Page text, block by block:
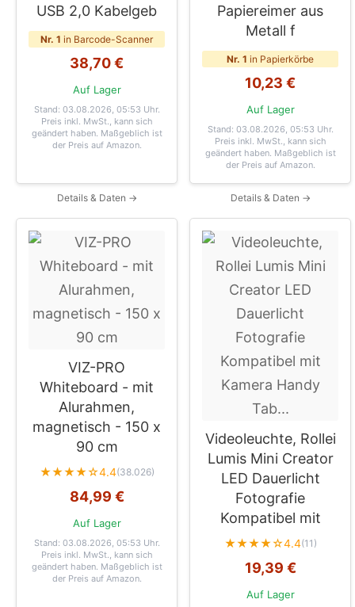
USB 2,0 Kabelgeb
Nr. 1 in Barcode-Scanner
38,70 €
Auf Lager
Stand: 03.08.2026, 05:53 Uhr.
Preis inkl. MwSt., kann sich
geändert haben. Maßgeblich ist
der Preis auf Amazon.
Details & Daten →
Papiereimer aus
Metall f
Nr. 1 in Papierkörbe
10,23 €
Auf Lager
Stand: 03.08.2026, 05:53 Uhr.
Preis inkl. MwSt., kann sich
geändert haben. Maßgeblich ist
der Preis auf Amazon.
Details & Daten →
VIZ-PRO
Whiteboard - mit
Alurahmen,
magnetisch - 150 x
90 cm
★★★★☆4.4(38.026)
84,99 €
Auf Lager
Stand: 03.08.2026, 05:53 Uhr.
Preis inkl. MwSt., kann sich
geändert haben. Maßgeblich ist
der Preis auf Amazon.
Videoleuchte, Rollei
Lumis Mini Creator
LED Dauerlicht
Fotografie
Kompatibel mit
★★★★☆4.4(11)
19,39 €
Auf Lager